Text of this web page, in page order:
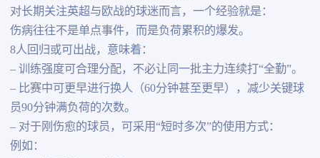
对长期关注英超与欧战的球迷而言，一个经验就是：
伤病往往不是单点事件，而是负荷累积的爆发。
8人回归或可出战，意味着：
– 训练强度可合理分配，不必让同一批主力连续打“全勤”。
– 比赛中可更早进行换人（60分钟甚至更早），减少关键球
员90分钟满负荷的次数。
– 对于刚伤愈的球员，可采用“短时多次”的使用方式：
例如：